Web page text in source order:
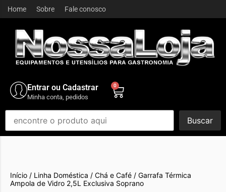
Home Sobre Fale conosco
Buscar
Entrar ou Cadastrar
Minha conta, pedidos
0
Início / Linha Doméstica / Chá e Café / Garrafa Térmica
Ampola de Vidro 2,5L Exclusiva Soprano